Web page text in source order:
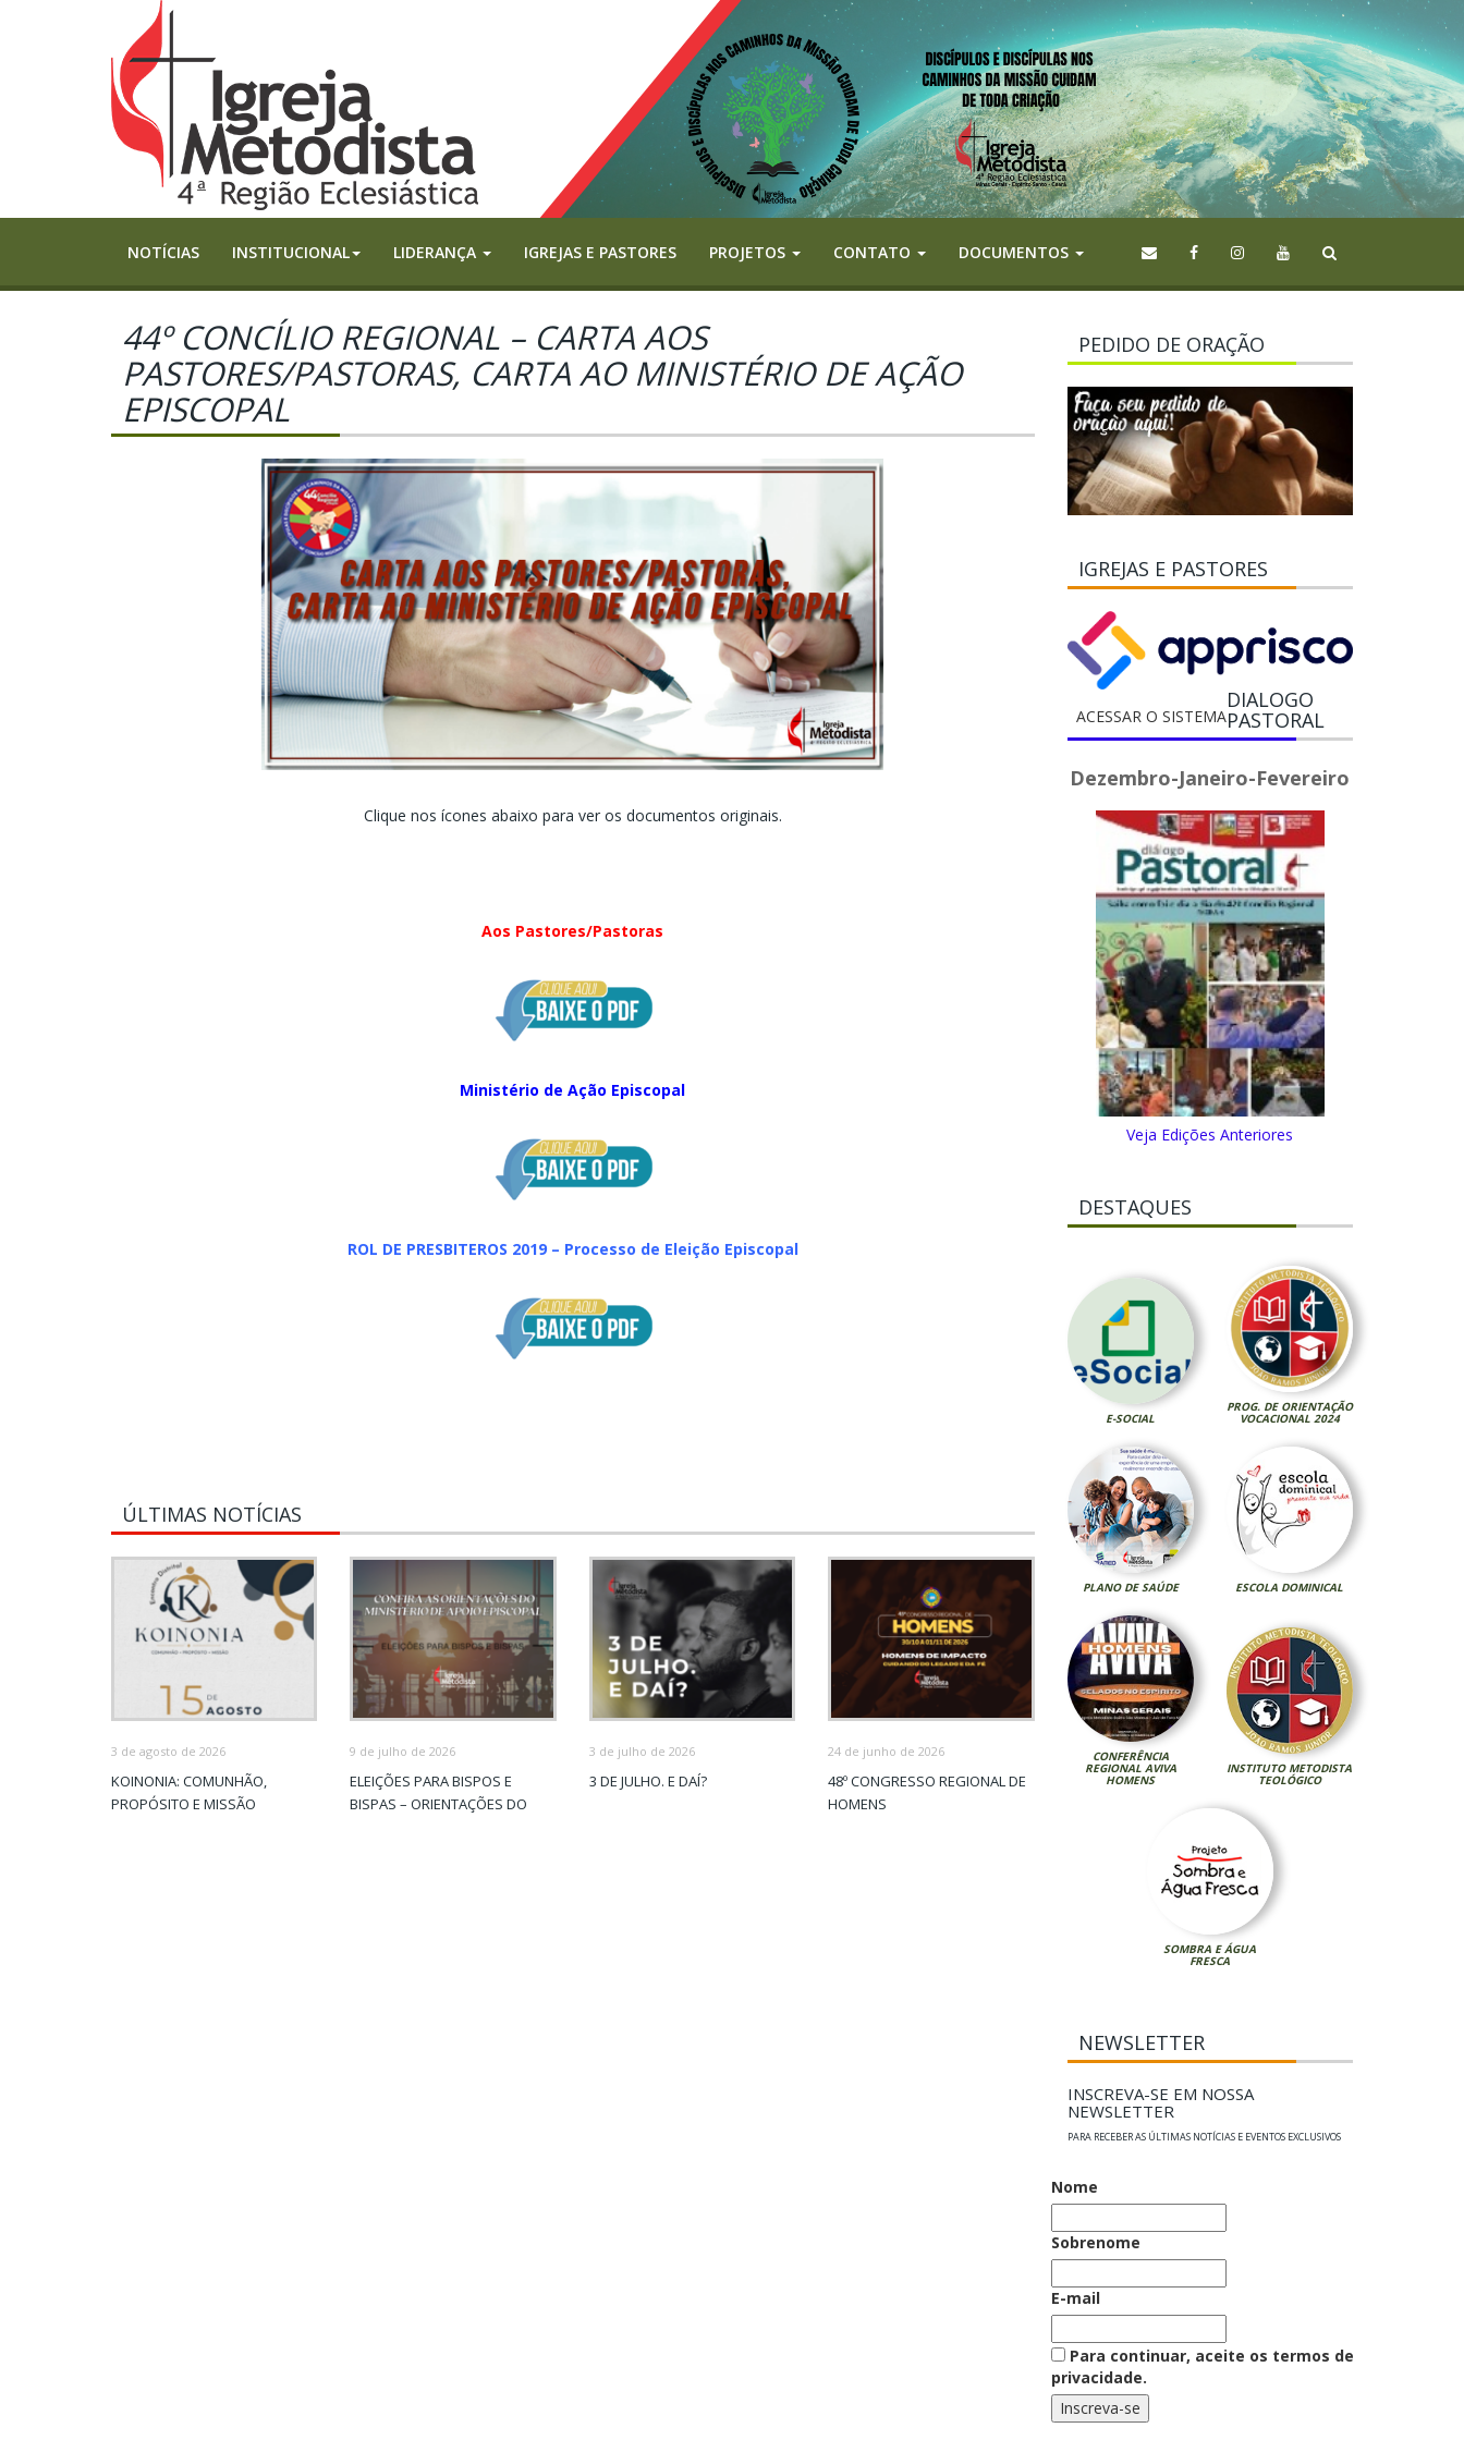
NOTÍCIAS INSTITUCIONAL LIDERANÇA IGREJAS E PASTORES PROJETOS CONTATO DOCUMENTOS
44º CONCÍLIO REGIONAL – CARTA AOS
PASTORES/PASTORAS, CARTA AO MINISTÉRIO DE AÇÃO
EPISCOPAL
Clique nos ícones abaixo para ver os documentos originais.
Aos Pastores/Pastoras
Ministério de Ação Episcopal
ROL DE PRESBITEROS 2019 – Processo de Eleição Episcopal
ÚLTIMAS NOTÍCIAS
3 de agosto de 2026
KOINONIA: COMUNHÃO,
PROPÓSITO E MISSÃO
9 de julho de 2026
ELEIÇÕES PARA BISPOS E
BISPAS – ORIENTAÇÕES DO
3 de julho de 2026
3 DE JULHO. E DAÍ?
24 de junho de 2026
48º CONGRESSO REGIONAL DE
HOMENS
PEDIDO DE ORAÇÃO
IGREJAS E PASTORES
ACESSAR O SISTEMA
DIALOGO
PASTORAL
Dezembro-Janeiro-Fevereiro
Veja Edições Anteriores
DESTAQUES
E-SOCIAL
PROG. DE ORIENTAÇÃO
VOCACIONAL 2024
PLANO DE SAÚDE ESCOLA DOMINICAL
CONFERÊNCIA
REGIONAL AVIVA
HOMENS
INSTITUTO METODISTA
TEOLÓGICO
SOMBRA E ÁGUA
FRESCA
NEWSLETTER
INSCREVA-SE EM NOSSA
NEWSLETTER
PARA RECEBER AS ÚLTIMAS NOTÍCIAS E EVENTOS EXCLUSIVOS
Nome
Sobrenome
E-mail
Para continuar, aceite os termos de
privacidade.